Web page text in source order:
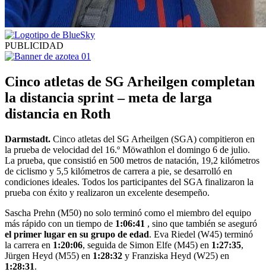
PUBLICIDAD
Cinco atletas de SG Arheilgen completan
la distancia sprint – meta de larga
distancia en Roth
Darmstadt. Cinco atletas del SG Arheilgen (SGA) compitieron en
la prueba de velocidad del 16.º Möwathlon el domingo 6 de julio.
La prueba, que consistió en 500 metros de natación, 19,2 kilómetros
de ciclismo y 5,5 kilómetros de carrera a pie, se desarrolló en
condiciones ideales. Todos los participantes del SGA finalizaron la
prueba con éxito y realizaron un excelente desempeño.
Sascha Prehn (M50) no solo terminó como el miembro del equipo
más rápido con un tiempo de 1:06:41 , sino que también se aseguró
el primer lugar en su grupo de edad. Eva Riedel (W45) terminó
la carrera en 1:20:06, seguida de Simon Elfe (M45) en 1:27:35,
Jürgen Heyd (M55) en 1:28:32 y Franziska Heyd (W25) en
1:28:31.